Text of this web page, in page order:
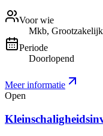
Voor wie
Mkb, Grootzakelijk
Periode
Doorlopend
Meer informatie
Open